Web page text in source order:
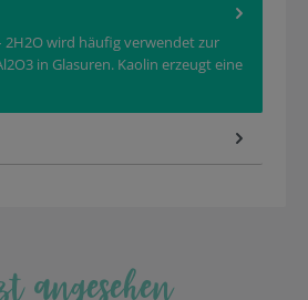
2H2O wird häufig verwendet zur
in Glasuren. Kaolin erzeugt eine
angesehen